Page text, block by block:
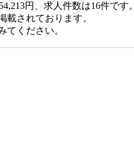
円、求人件数は16件です。
されております。
てください。